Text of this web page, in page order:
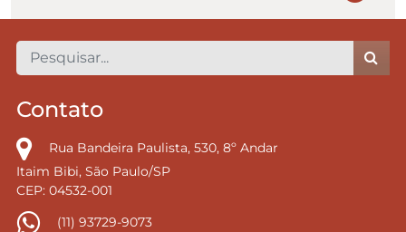
Contato
Rua Bandeira Paulista, 530, 8º Andar
Itaim Bibi, São Paulo/SP
CEP: 04532-001
(11) 93729-9073